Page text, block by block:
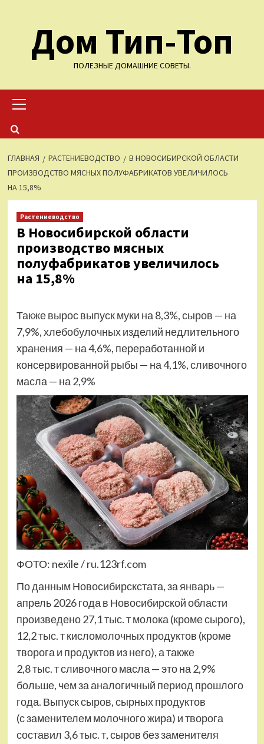
содержимомуДом Тип-Топ
ПОЛЕЗНЫЕ ДОМАШНИЕ СОВЕТЫ.
меню
ГЛАВНАЯ РАСТЕНИЕВОДСТВО
В НОВОСИБИРСКОЙ ОБЛАСТИ
ПРОИЗВОДСТВО МЯСНЫХ ПОЛУФАБРИКАТОВ УВЕЛИЧИЛОСЬ
НА 15,8%
Растениеводство
В Новосибирской области
производство мясных
полуфабрикатов увеличилось
на 15,8%
Также вырос выпуск муки на 8,3%, сыров — на
7,9%, хлебобулочных изделий недлительного
хранения — на 4,6%, переработанной и
консервированной рыбы — на 4,1%, сливочного
масла — на 2,9%
ФОТО: nexile / ru.123rf.com
По данным Новосибирскстата, за январь —
апрель 2026 года в Новосибирской области
произведено 27,1 тыс. т молока (кроме сырого),
12,2 тыс. т кисломолочных продуктов (кроме
творога и продуктов из него), а также
2,8 тыс. т сливочного масла — это на 2,9%
больше, чем за аналогичный период прошлого
года. Выпуск сыров, сырных продуктов
(с заменителем молочного жира) и творога
составил 3,6 тыс. т, сыров без заменителя